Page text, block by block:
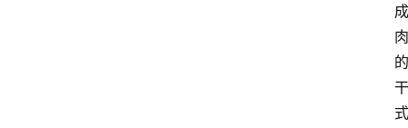
成
肉
的
干
式